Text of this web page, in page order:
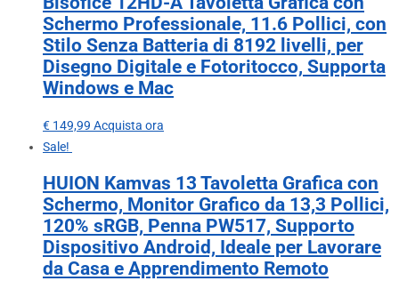
Schermo Professionale, 11.6 Pollici, con
Stilo Senza Batteria di 8192 livelli, per
Disegno Digitale e Fotoritocco, Supporta
Windows e Mac
€ 149,99 Acquista ora
Sale!
HUION Kamvas 13 Tavoletta Grafica con
Schermo, Monitor Grafico da 13,3 Pollici,
120% sRGB, Penna PW517, Supporto
Dispositivo Android, Ideale per Lavorare
da Casa e Apprendimento Remoto